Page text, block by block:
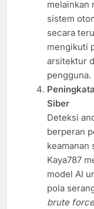
melainkan
sistem
secara
mengikuti
arsitektur
pengguna.
Siber
Deteksi
berperan
keamanan
Kaya787
model AI
pola
brute force